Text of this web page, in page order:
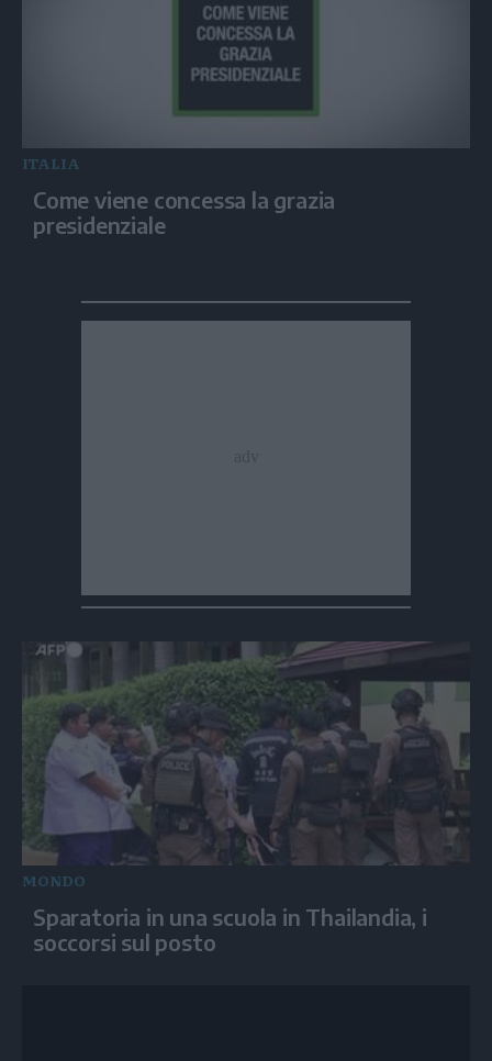
ITALIA
Come viene concessa la grazia
presidenziale
MONDO
Sparatoria in una scuola in Thailandia, i
soccorsi sul posto